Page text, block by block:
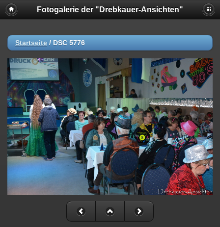
Fotogalerie der "Drebkauer-Ansichten"
Startseite / DSC 5776